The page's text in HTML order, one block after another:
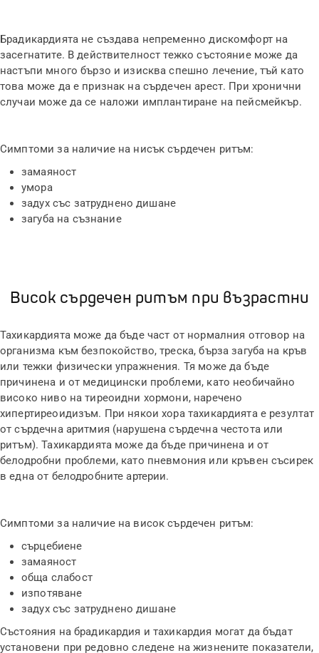
Брадикардията не създава непременно дискомфорт на
засегнатите. В действителност тежко състояние може да
настъпи много бързо и изисква спешно лечение, тъй като
това може да е признак на сърдечен арест. При хронични
случаи може да се наложи имплантиране на пейсмейкър.
Симптоми за наличие на нисък сърдечен ритъм:
замаяност
умора
задух със затруднено дишане
загуба на съзнание
Висок сърдечен ритъм при възрастни
Тахикардията може да бъде част от нормалния отговор на
организма към безпокойство, треска, бърза загуба на кръв
или тежки физически упражнения. Тя може да бъде
причинена и от медицински проблеми, като необичайно
високо ниво на тиреоидни хормони, наречено
хипертиреоидизъм. При някои хора тахикардията е резултат
от сърдечна аритмия (нарушена сърдечна честота или
ритъм). Тахикардията може да бъде причинена и от
белодробни проблеми, като пневмония или кръвен съсирек
в една от белодробните артерии.
Симптоми за наличие на висок сърдечен ритъм:
сърцебиене
замаяност
обща слабост
изпотяване
задух със затруднено дишане
Състояния на брадикардия и тахикардия могат да бъдат
установени при редовно следене на жизнените показатели,